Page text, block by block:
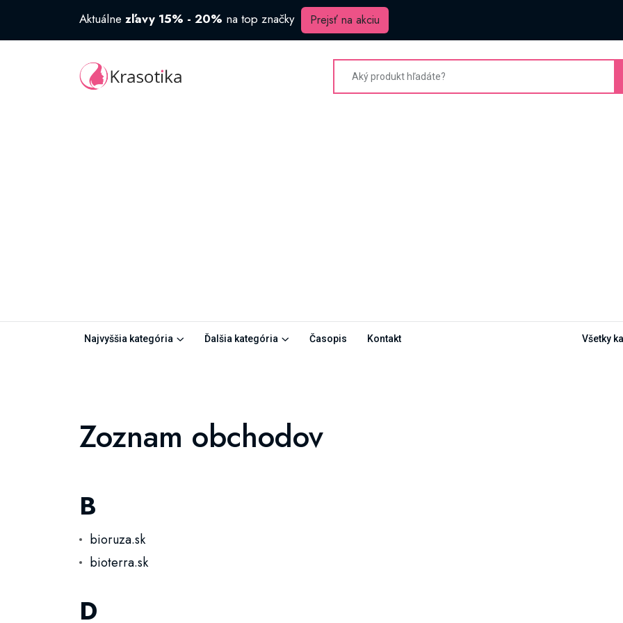
Aktuálne zľavy 15% - 20% na top značky Prejsť na akciu
Najvyššia kategória Ďalšia kategória Časopis Kontakt Všetky
Zoznam obchodov
B
bioruza.sk
bioterra.sk
D